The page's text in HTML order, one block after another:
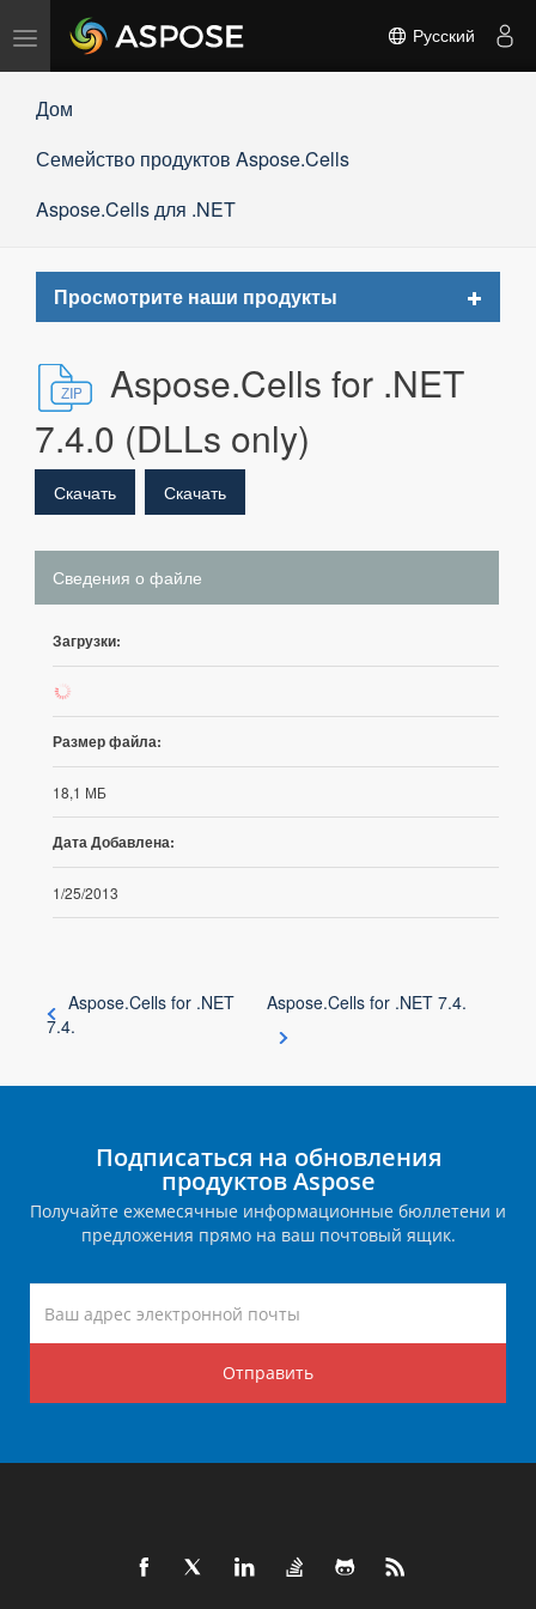
Переключить
навигацию
Русский
Дом
Семейство продуктов Aspose.Cells
Aspose.Cells для .NET
Просмотрите наши продукты
Toggle
Aspose.Cells for .NET
7.4.0 (DLLs only)
Скачать Скачать
Сведения о файле
Загрузки:
324
Размер файла:
18,1 МБ
Дата Добавлена:
1/25/2013
Aspose.Cells for .NET
7.4.
Aspose.Cells for .NET 7.4.
Подписаться на обновления
продуктов Aspose
Получайте ежемесячные информационные бюллетени и
предложения прямо на ваш почтовый ящик.
Отправить